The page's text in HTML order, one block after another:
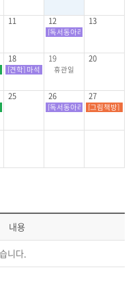
11 12
[독서동아리] 마치골 독서회
13
(6~7세)
스타트 책놀이(6~7세)
18
[견학] 마석초병설유치원 (10:00~11:00) /
19
휴관일
20
/ 1층 어린이자료실
(초등 1~2학년)
스타트 책놀이(초등1~2학년)
25 26
[독서동아리] 마치골 독서회
27
[그림책방] 한
내용
니다.